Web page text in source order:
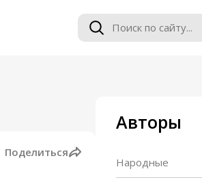
Поделиться
Авторы
Народные